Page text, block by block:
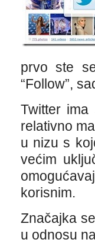
prvo ste
“Follow”,
Twitter ima
relativno
u nizu s
većim
korisnim.
Značajka
u odnosu